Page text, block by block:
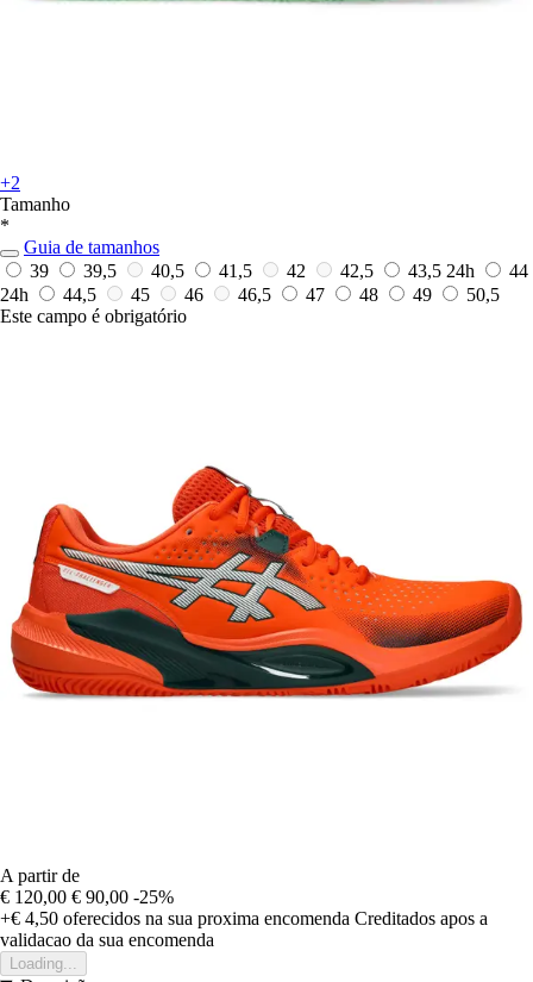
+2
Tamanho
*
Guia de tamanhos
39
39,5 40,5 41,5 42 42,5 43,5 24h
44
24h
44,5 45 46 46,5 47 48 49
50,5
Este campo é obrigatório
A partir de
€ 120,00 € 90,00 -25%
+€ 4,50 oferecidos na sua proxima encomenda Creditados apos a
validacao da sua encomenda
Loading...